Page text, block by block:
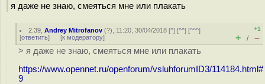
я даже не знаю, смеяться мне или плакать
2.39 ,Andrey Mitrofanov (?), 11:20, 30/04/2018 [^] [^^] [^^^]
[ответить] [к модератору]
+1
+ / –
> я даже не знаю, смеяться мне или плакать
https://www.opennet.ru/openforum/vsluhforumID3/114184.html#
9